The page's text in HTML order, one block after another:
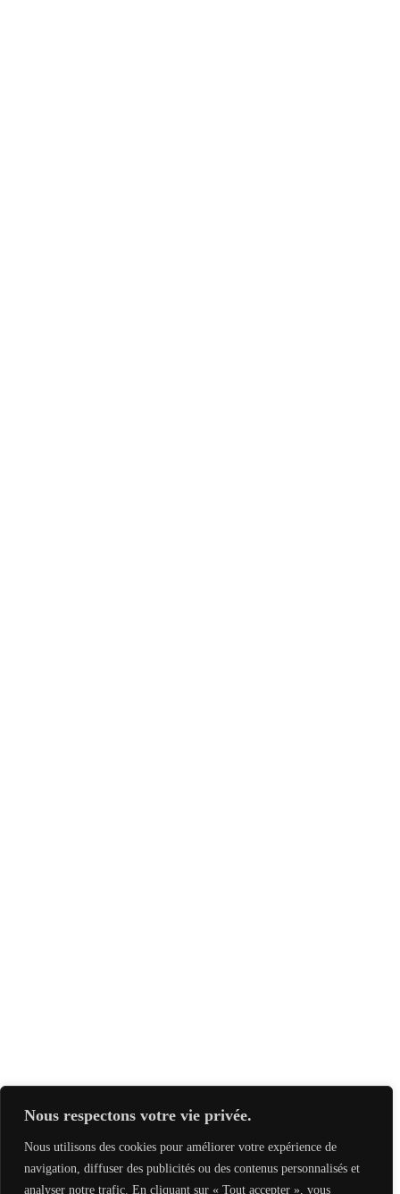
Nous respectons votre vie privée.
Nous utilisons des cookies pour améliorer votre expérience de
navigation, diffuser des publicités ou des contenus personnalisés et
analyser notre trafic. En cliquant sur « Tout accepter », vous